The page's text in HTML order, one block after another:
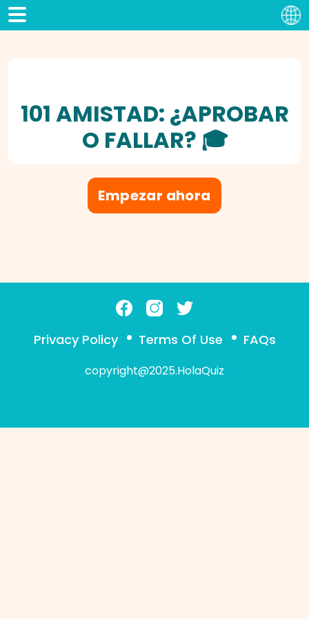
101 AMISTAD: ¿APROBAR
O FALLAR? 🎓
Empezar ahora
Privacy Policy Terms Of Use FAQs
copyright@2025.HolaQuiz